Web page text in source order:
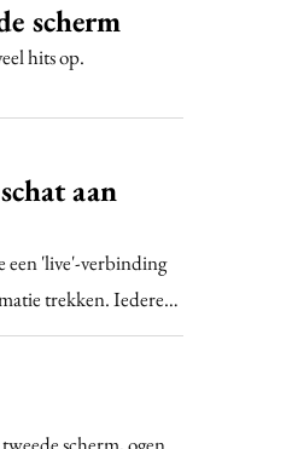
scherm
hits op.
aan
een 'live'-verbinding
trekken. Iedere…